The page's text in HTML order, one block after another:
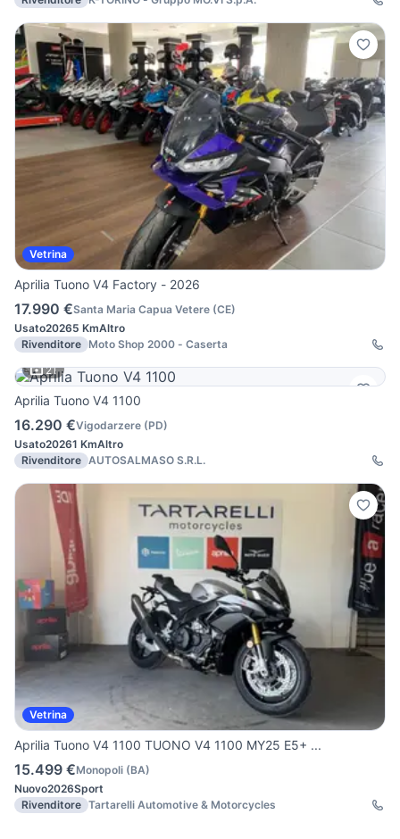
Vetrina
Aprilia Tuono V4 Factory - 2026
17.990 €Santa Maria Capua Vetere (CE)
Usato20265 KmAltro
Rivenditore Moto Shop 2000 - Caserta
21
Aprilia Tuono V4 1100
16.290 €Vigodarzere (PD)
Usato20261 KmAltro
Rivenditore AUTOSALMASO S.R.L.
Vetrina
Aprilia Tuono V4 1100 TUONO V4 1100 MY25 E5+ ...
15.499 €Monopoli (BA)
Nuovo2026Sport
Rivenditore Tartarelli Automotive & Motorcycles